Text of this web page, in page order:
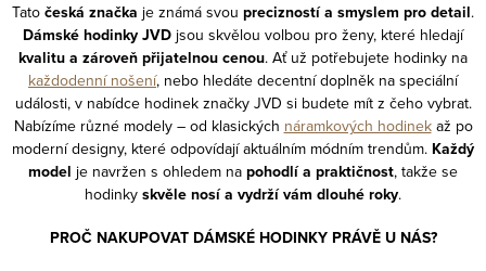
Tato česká značka je známá svou precizností a smyslem pro detail.
Dámské hodinky JVD jsou skvělou volbou pro ženy, které hledají
kvalitu a zároveň přijatelnou cenou. Ať už potřebujete hodinky na
každodenní nošení, nebo hledáte decentní doplněk na speciální
události, v nabídce hodinek značky JVD si budete mít z čeho vybrat.
Nabízíme různé modely – od klasických náramkových hodinekaž po
moderní designy, které odpovídají aktuálním módním trendům. Každý
model je navržen s ohledem na pohodlí a praktičnost, takže se
hodinky skvěle nosí a vydrží vám dlouhé roky.
PROČ NAKUPOVAT DÁMSKÉ HODINKY PRÁVĚ U NÁS?